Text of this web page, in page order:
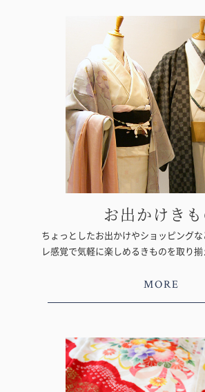
お出かけきも
ちょっとしたお出かけやショッピング
レ感覚で気軽に楽しめるきものを取り揃
MORE